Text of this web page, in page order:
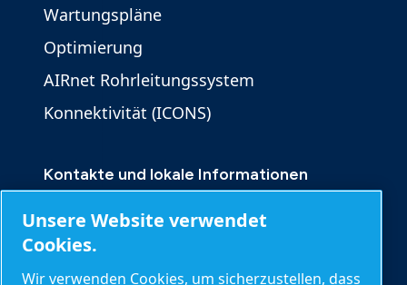
Wartungspläne
Optimierung
AIRnet Rohrleitungssystem
Konnektivität (ICONS)
Kontakte und lokale Informationen
Produktanfrage
Serviceanfrage
Unsere Website verwendet
Cookies.
Wir verwenden Cookies, um sicherzustellen, dass